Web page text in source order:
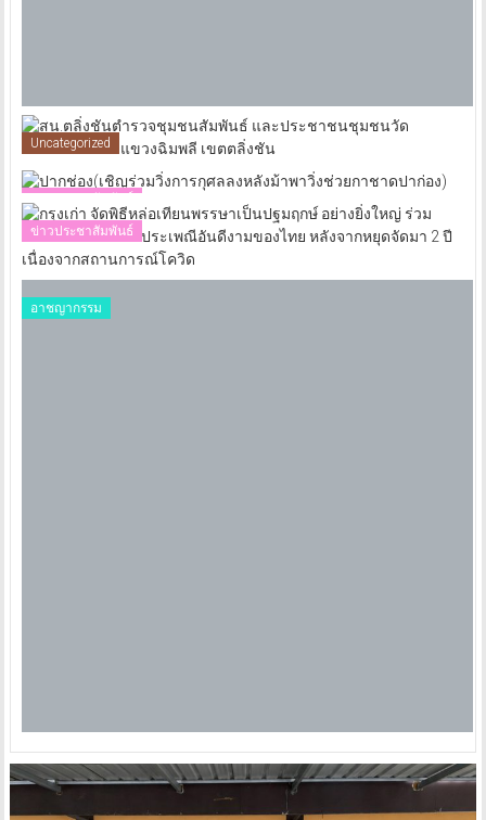
Uncategorized
ข่าวประชาสัมพันธ์
ข่าวประชาสัมพันธ์
อาชญากรรม